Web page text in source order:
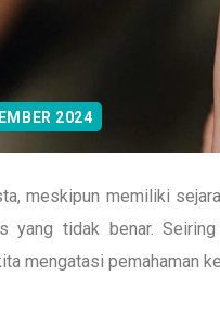
2024
meskipun memiliki
yang tidak benar.
mengatasi pemahaman